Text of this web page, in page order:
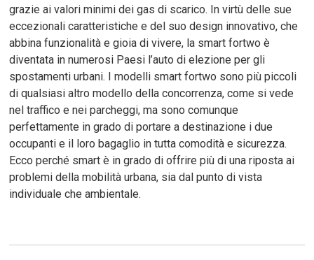
grazie ai valori minimi dei gas di scarico. In virtù delle sue
eccezionali caratteristiche e del suo design innovativo, che
abbina funzionalità e gioia di vivere, la smart fortwo è
diventata in numerosi Paesi l’auto di elezione per gli
spostamenti urbani. I modelli smart fortwo sono più piccoli
di qualsiasi altro modello della concorrenza, come si vede
nel traffico e nei parcheggi, ma sono comunque
perfettamente in grado di portare a destinazione i due
occupanti e il loro bagaglio in tutta comodità e sicurezza.
Ecco perché smart è in grado di offrire più di una riposta ai
problemi della mobilità urbana, sia dal punto di vista
individuale che ambientale.